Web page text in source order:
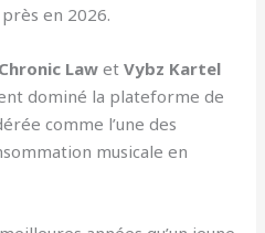
en 2026.
Chronic Law etVybz Kartel
dominé la plateforme de
comme l’une des
musicale en